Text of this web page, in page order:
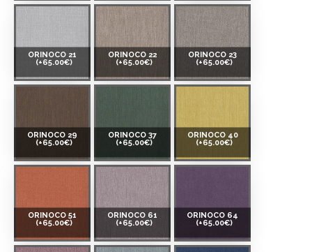
ORINOCO 21
(+65.00€)
ORINOCO 22
(+65.00€)
ORINOCO 23
(+65.00€)
ORINOCO 29
(+65.00€)
ORINOCO 37
(+65.00€)
ORINOCO 40
(+65.00€)
ORINOCO 51
(+65.00€)
ORINOCO 61
(+65.00€)
ORINOCO 64
(+65.00€)